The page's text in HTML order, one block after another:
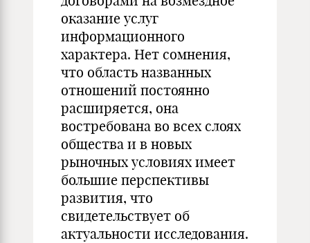
оказание услуг
информационного
характера. Нет сомнения,
что область названных
отношений постоянно
расширяется, она
востребована во всех слоях
общества и в новых
рыночных условиях имеет
большие перспективы
развития, что
свидетельствует об
актуальности исследования.